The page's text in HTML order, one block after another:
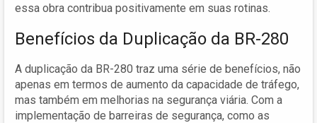
essa obra contribua positivamente em suas rotinas.
Benefícios da Duplicação da BR-280
A duplicação da BR-280 traz uma série de benefícios, não
apenas em termos de aumento da capacidade de tráfego,
mas também em melhorias na segurança viária. Com a
implementação de barreiras de segurança, como as